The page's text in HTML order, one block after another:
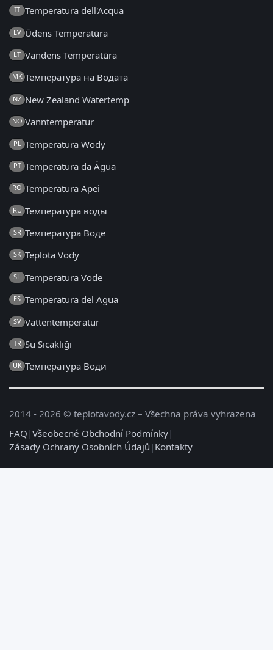
IT Temperatura dell'Acqua
LV Ūdens Temperatūra
LT Vandens Temperatūra
MK Температура на Водата
NZ New Zealand Watertemp
NO Vanntemperatur
PL Temperatura Wody
PT Temperatura da Água
RO Temperatura Apei
RU Температура воды
SR Температура Воде
SK Teplota Vody
SL Temperatura Vode
ES Temperatura del Agua
SV Vattentemperatur
TR Su Sıcaklığı
UK Температура Води
2014 - 2026 © teplotavody.cz – Všechna práva vyhrazena
FAQ |Všeobecné Obchodní Podmínky|
Zásady Ochrany Osobních Údajů | Kontakty